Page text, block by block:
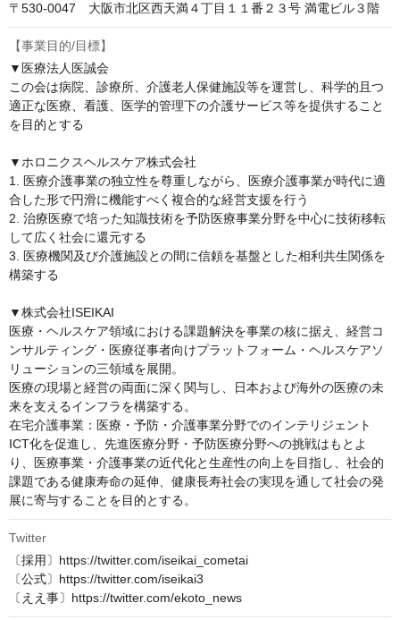
〒530-0047　大阪市北区西天満４丁目１１番２３号 満電ビル３階
【事業目的/目標】
▼医療法人医誠会
この会は病院、診療所、介護老人保健施設等を運営し、科学的且つ
適正な医療、看護、医学的管理下の介護サービス等を提供すること
を目的とする
▼ホロニクスヘルスケア株式会社
1. 医療介護事業の独立性を尊重しながら、医療介護事業が時代に適
合した形で円滑に機能すべく複合的な経営支援を行う
2. 治療医療で培った知識技術を予防医療事業分野を中心に技術移転
して広く社会に還元する
3. 医療機関及び介護施設との間に信頼を基盤とした相利共生関係を
構築する
▼株式会社ISEIKAI
医療・ヘルスケア領域における課題解決を事業の核に据え、経営コ
ンサルティング・医療従事者向けプラットフォーム・ヘルスケアソ
リューションの三領域を展開。
医療の現場と経営の両面に深く関与し、日本および海外の医療の未
来を支えるインフラを構築する。
在宅介護事業：医療・予防・介護事業分野でのインテリジェント
ICT化を促進し、先進医療分野・予防医療分野への挑戦はもとよ
り、医療事業・介護事業の近代化と生産性の向上を目指し、社会的
課題である健康寿命の延伸、健康長寿社会の実現を通して社会の発
展に寄与することを目的とする。
Twitter
〔採用〕https://twitter.com/iseikai_cometai
〔公式〕https://twitter.com/iseikai3
〔ええ事〕https://twitter.com/ekoto_news